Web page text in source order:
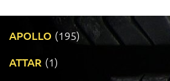
APOLLO (195)
ATTAR (1)